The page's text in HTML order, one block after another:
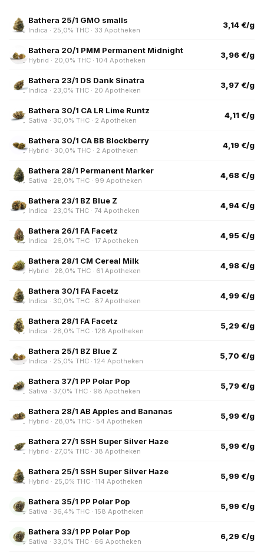
Bathera 25/1 GMO smalls
Indica · 25,0% THC · 33 Apotheken
3,14 €/g
Bathera 20/1 PMM Permanent Midnight
Hybrid · 20,0% THC · 104 Apotheken
3,96 €/g
Bathera 23/1 DS Dank Sinatra
Indica · 23,0% THC · 20 Apotheken
3,97 €/g
Bathera 30/1 CA LR Lime Runtz
Sativa · 30,0% THC · 2 Apotheken
4,11 €/g
Bathera 30/1 CA BB Blockberry
Hybrid · 30,0% THC · 2 Apotheken
4,19 €/g
Bathera 28/1 Permanent Marker
Sativa · 28,0% THC · 99 Apotheken
4,68 €/g
Bathera 23/1 BZ Blue Z
Indica · 23,0% THC · 74 Apotheken
4,94 €/g
Bathera 26/1 FA Facetz
Indica · 26,0% THC · 17 Apotheken
4,95 €/g
Bathera 28/1 CM Cereal Milk
Hybrid · 28,0% THC · 61 Apotheken
4,98 €/g
Bathera 30/1 FA Facetz
Indica · 30,0% THC · 87 Apotheken
4,99 €/g
Bathera 28/1 FA Facetz
Indica · 28,0% THC · 128 Apotheken
5,29 €/g
Bathera 25/1 BZ Blue Z
Indica · 25,0% THC · 124 Apotheken
5,70 €/g
Bathera 37/1 PP Polar Pop
Sativa · 37,0% THC · 98 Apotheken
5,79 €/g
Bathera 28/1 AB Apples and Bananas
Hybrid · 28,0% THC · 54 Apotheken
5,99 €/g
Bathera 27/1 SSH Super Silver Haze
Hybrid · 27,0% THC · 38 Apotheken
5,99 €/g
Bathera 25/1 SSH Super Silver Haze
Hybrid · 25,0% THC · 114 Apotheken
5,99 €/g
Bathera 35/1 PP Polar Pop
Sativa · 36,4% THC · 158 Apotheken
5,99 €/g
Bathera 33/1 PP Polar Pop
Sativa · 33,0% THC · 66 Apotheken
6,29 €/g